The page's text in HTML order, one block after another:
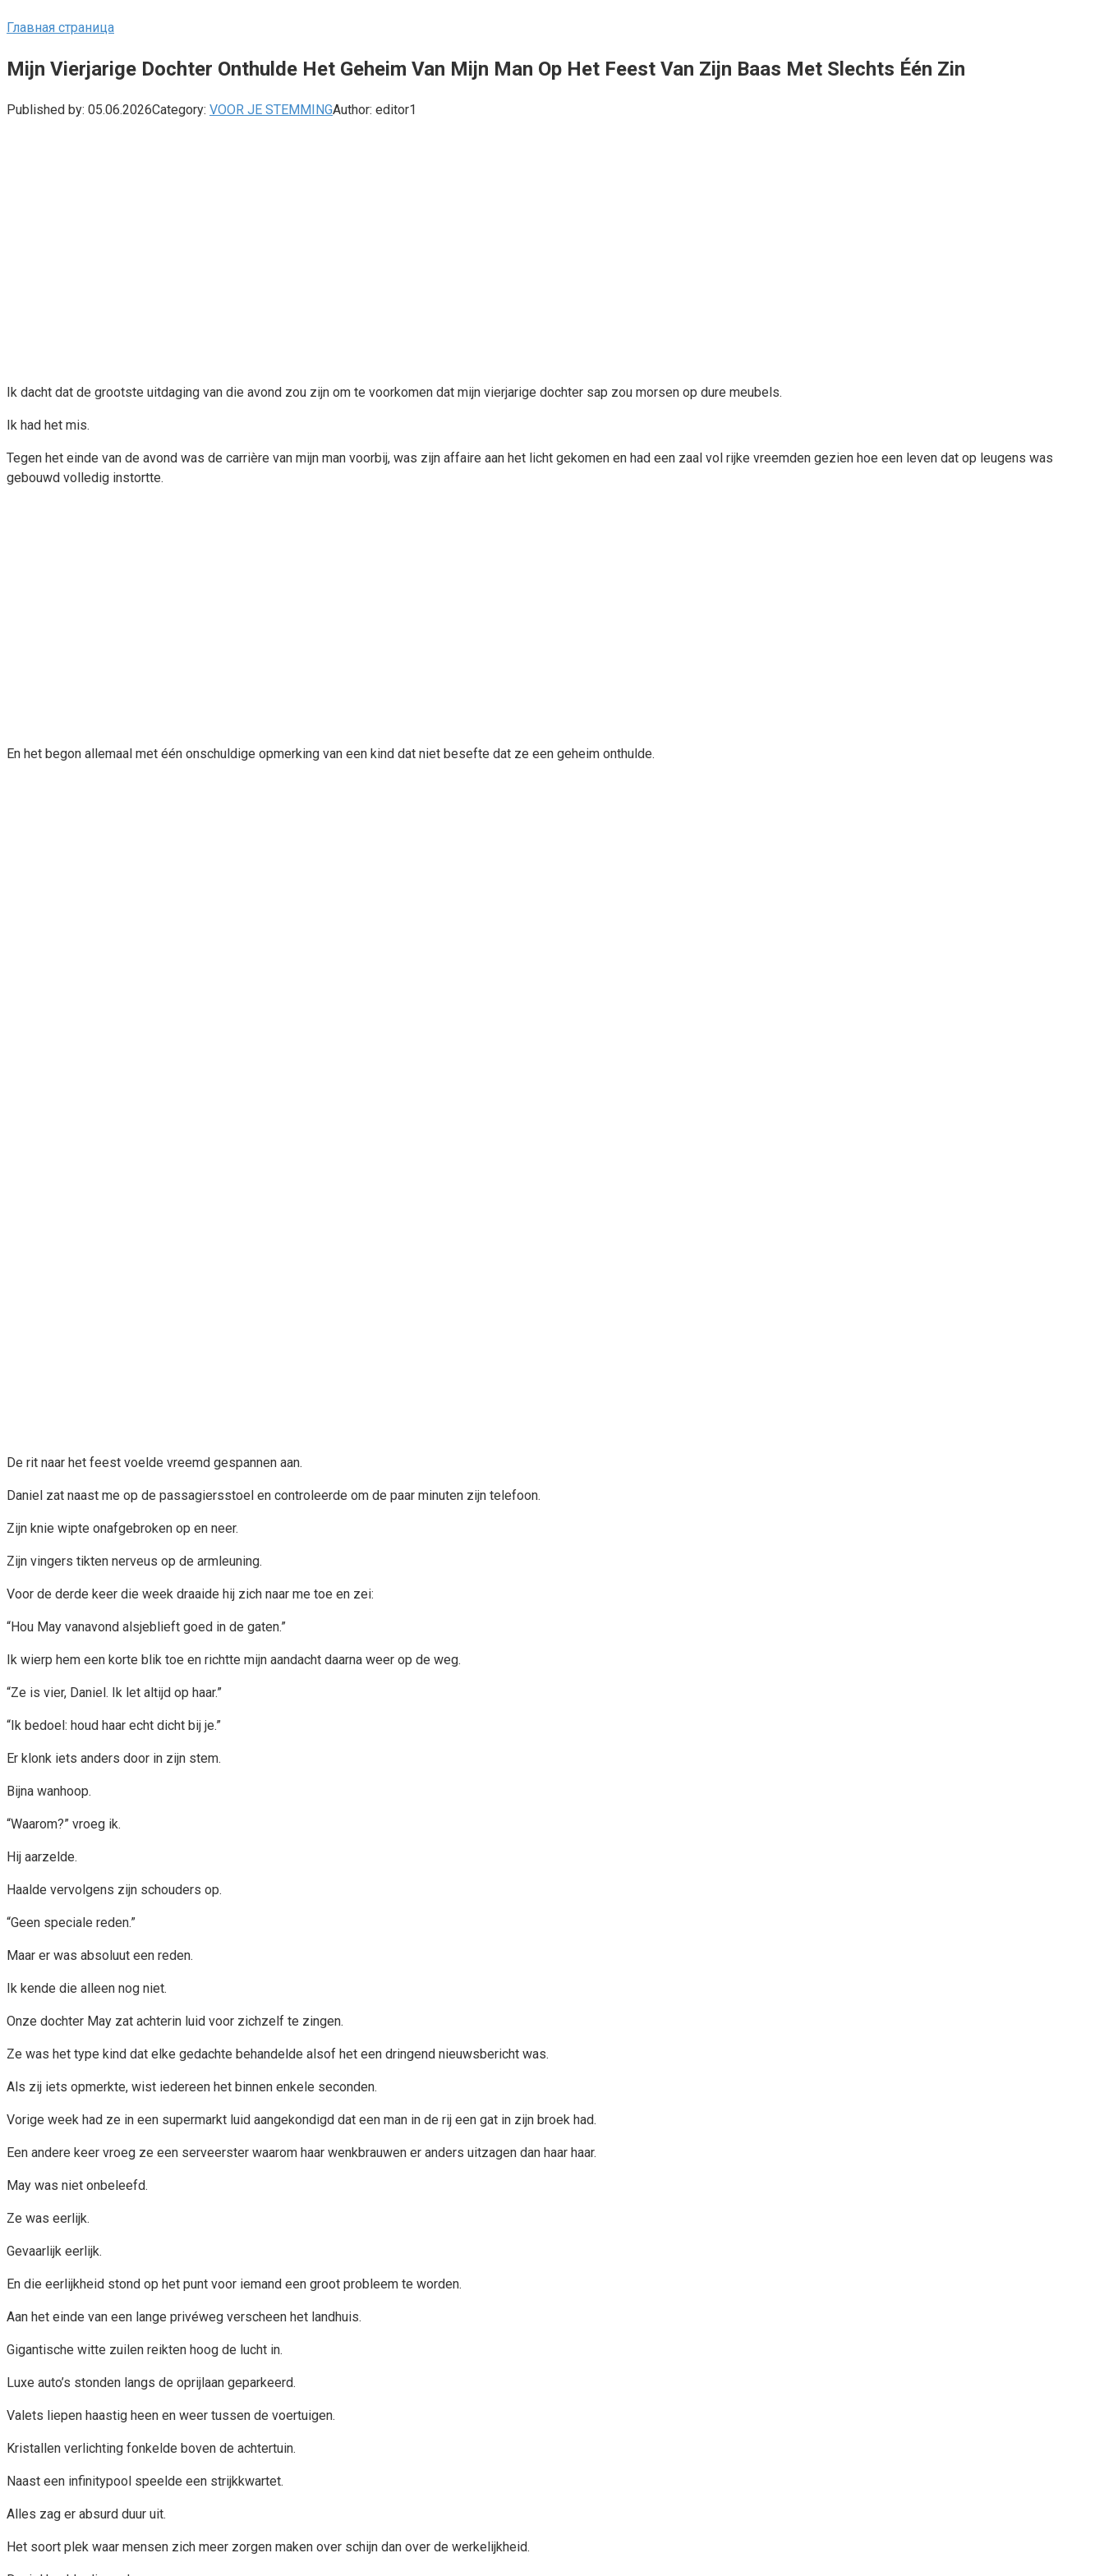
Главная страница
Mijn Vierjarige Dochter Onthulde Het Geheim Van Mijn Man Op Het Feest Van Zijn Baas Met Slechts Één Zin
Published by: 05.06.2026Category: VOOR JE STEMMINGAuthor: editor1
Ik dacht dat de grootste uitdaging van die avond zou zijn om te voorkomen dat mijn vierjarige dochter sap zou morsen op dure meubels.
Ik had het mis.
Tegen het einde van de avond was de carrière van mijn man voorbij, was zijn affaire aan het licht gekomen en had een zaal vol rijke vreemden gezien hoe een leven dat op leugens was
gebouwd volledig instortte.
En het begon allemaal met één onschuldige opmerking van een kind dat niet besefte dat ze een geheim onthulde.
De rit naar het feest voelde vreemd gespannen aan.
Daniel zat naast me op de passagiersstoel en controleerde om de paar minuten zijn telefoon.
Zijn knie wipte onafgebroken op en neer.
Zijn vingers tikten nerveus op de armleuning.
Voor de derde keer die week draaide hij zich naar me toe en zei:
“Hou May vanavond alsjeblieft goed in de gaten.”
Ik wierp hem een korte blik toe en richtte mijn aandacht daarna weer op de weg.
“Ze is vier, Daniel. Ik let altijd op haar.”
“Ik bedoel: houd haar echt dicht bij je.”
Er klonk iets anders door in zijn stem.
Bijna wanhoop.
“Waarom?” vroeg ik.
Hij aarzelde.
Haalde vervolgens zijn schouders op.
“Geen speciale reden.”
Maar er was absoluut een reden.
Ik kende die alleen nog niet.
Onze dochter May zat achterin luid voor zichzelf te zingen.
Ze was het type kind dat elke gedachte behandelde alsof het een dringend nieuwsbericht was.
Als zij iets opmerkte, wist iedereen het binnen enkele seconden.
Vorige week had ze in een supermarkt luid aangekondigd dat een man in de rij een gat in zijn broek had.
Een andere keer vroeg ze een serveerster waarom haar wenkbrauwen er anders uitzagen dan haar haar.
May was niet onbeleefd.
Ze was eerlijk.
Gevaarlijk eerlijk.
En die eerlijkheid stond op het punt voor iemand een groot probleem te worden.
Aan het einde van een lange privéweg verscheen het landhuis.
Gigantische witte zuilen reikten hoog de lucht in.
Luxe auto’s stonden langs de oprijlaan geparkeerd.
Valets liepen haastig heen en weer tussen de voertuigen.
Kristallen verlichting fonkelde boven de achtertuin.
Naast een infinitypool speelde een strijkkwartet.
Alles zag er absurd duur uit.
Het soort plek waar mensen zich meer zorgen maken over schijn dan over de werkelijkheid.